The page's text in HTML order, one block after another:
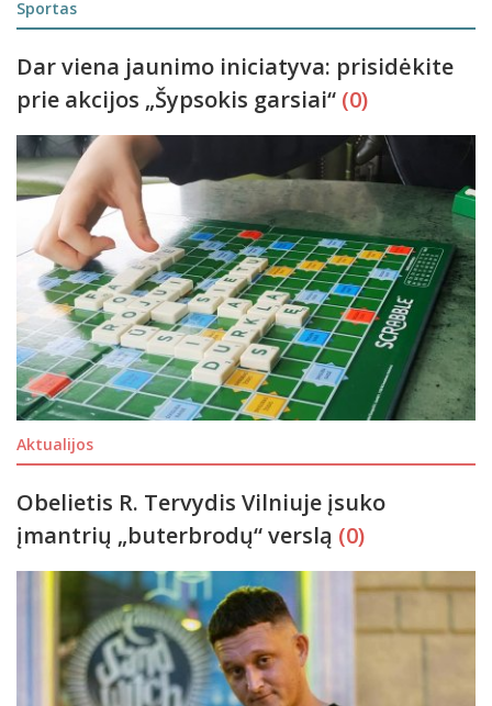
Sportas
Dar viena jaunimo iniciatyva: prisidėkite
prie akcijos „Šypsokis garsiai“ (0)
Aktualijos
Obelietis R. Tervydis Vilniuje įsuko
įmantrių „buterbrodų“ verslą (0)